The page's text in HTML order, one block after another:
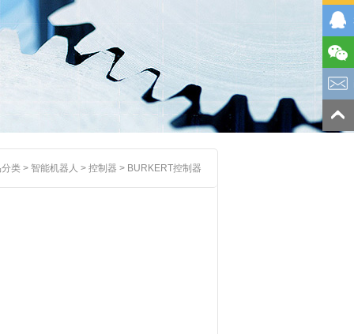
类 > 智能机器人 > 控制器 > BURKERT控制器